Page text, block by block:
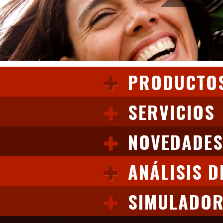
SERVICIOS
NOVEDADES
ASESOR EN LINEA
LINEA HABILITADA SOLO WHATSAPP
ANÁLISIS